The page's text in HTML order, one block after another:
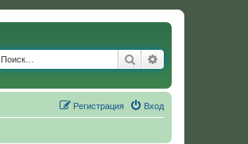
Поиск
Вход
Регистрация